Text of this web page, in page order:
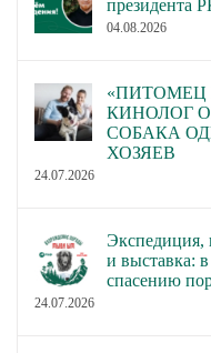
президента
04.08.2026
«ПИТОМЕЦ
КИНОЛОГ
СОБАКА
ХОЗЯЕВ
24.07.2026
Экспедиция,
и выставка:
спасению
24.07.2026